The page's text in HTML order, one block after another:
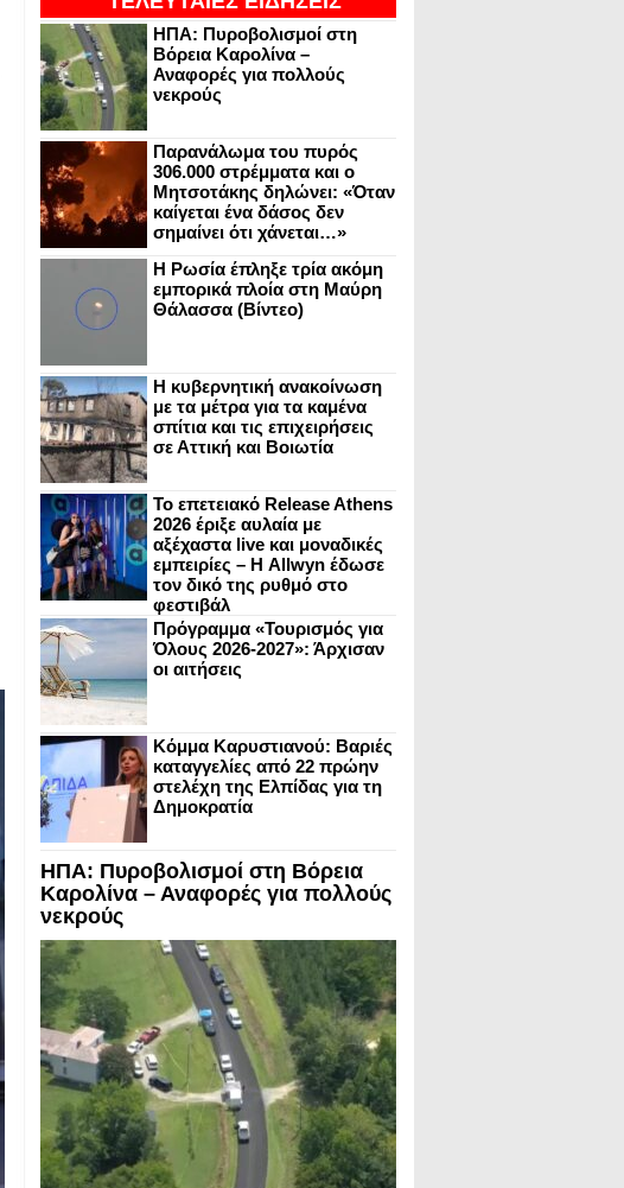
ΗΠΑ: Πυροβολισμοί στη
Βόρεια Καρολίνα –
Αναφορές για πολλούς
νεκρούς
Παρανάλωμα του πυρός
306.000 στρέμματα και ο
Μητσοτάκης δηλώνει: «Όταν
καίγεται ένα δάσος δεν
σημαίνει ότι χάνεται…»
Η Ρωσία έπληξε τρία ακόμη
εμπορικά πλοία στη Μαύρη
Θάλασσα (Βίντεο)
Η κυβερνητική ανακοίνωση
με τα μέτρα για τα καμένα
σπίτια και τις επιχειρήσεις
σε Αττική και Βοιωτία
Το επετειακό Release Athens
2026 έριξε αυλαία με
αξέχαστα live και μοναδικές
εμπειρίες – Η Allwyn έδωσε
τον δικό της ρυθμό στο
φεστιβάλ
Πρόγραμμα «Τουρισμός για
Όλους 2026-2027»: Άρχισαν
οι αιτήσεις
Κόμμα Καρυστιανού: Βαριές
καταγγελίες από 22 πρώην
στελέχη της Ελπίδας για τη
Δημοκρατία
ΗΠΑ: Πυροβολισμοί στη Βόρεια
Καρολίνα – Αναφορές για πολλούς
νεκρούς